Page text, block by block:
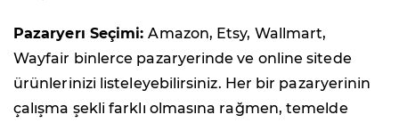
Pazaryerı Seçimi:Amazon, Etsy, Wallmart,
Wayfair binlerce pazaryerinde ve online sitede
ürünlerinizi listeleyebilirsiniz. Her bir pazaryerinin
çalışma şekli farklı olmasına rağmen, temelde